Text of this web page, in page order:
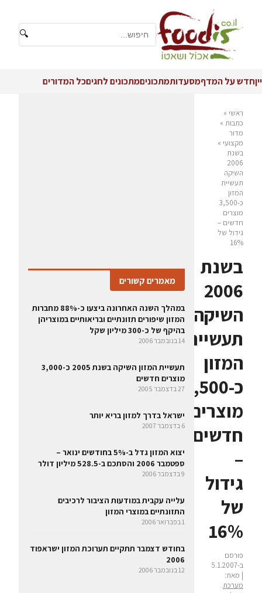
🔍
ייןחדש על המדףמסעדותמתכוניםמתכונים לחגיםכל המדורים
ראשי »
כתבות »
מדור
מקצועי »
בשנת
2006
השיקה
תעשיית
המזון
כ-3,500
מוצרים
חדשים –
גידול של
16%
בשנת
2006
השיקה
תעשיית
המזון
כ-3,500
מוצרים
חדשים
–
גידול
של
16%
פורסם
ב-5.1.2007
| מאת:
מערכת
מאמרים קשורים
במהלך השנה האחרונה ביצעו כ-88% מחברות
המזון שיפורים תזונתיים ובריאותיים במוצריהן
בהיקף של כ-300 מיליון שקל
14 בנובמבר 2006
תעשיית המזון השיקה בשנת 2005 כ-3,000
מוצרים חדשים
27 בדצמבר 2005
ישראל בדרך למזון בריא יותר
6 בדצמבר 2007
יצוא המזון גדל ב-5% בחודשים ינואר –
ספטמבר 2006 והסתכם ב-528.5 מיליון דולר
9 בדצמבר 2006
עלייה עקבית במודעות הציבור לרכיבים
התזונתיים במוצרי המזון
1 בפברואר 2006
בחודש דצמבר תתקיים תערוכת המזון ישראפוד
2006
12 בנובמבר 2006